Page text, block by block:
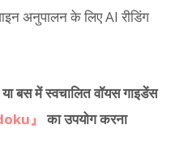
अनुपालन के लिए AI रीडिंग
बस में स्वचालित वॉयस गाइडेंस
』 का उपयोग करना